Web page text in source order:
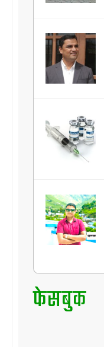
फेसबुक